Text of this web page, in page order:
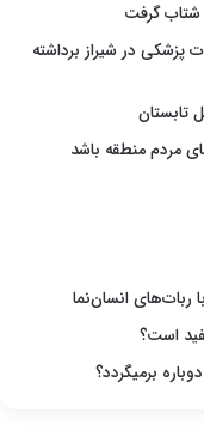
پزشکی در شیراز برداشته
تابستان
مردم منطقه باشد
ربات‌های انسان‌نما
است؟
برمیگردد؟